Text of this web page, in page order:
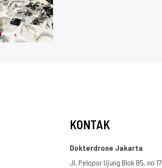
KONTAK
Dokterdrone Jakarta
Jl. Pelopor Ujung Blok B5. no 17